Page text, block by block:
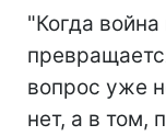
"Когда
вопрос уже
нет, а в том,